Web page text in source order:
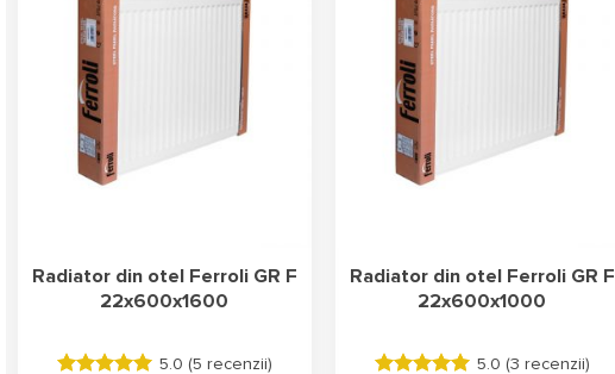
Radiator din otel Ferroli GR F
22x600x1600
5.0 (5 recenzii)
Radiator din otel Ferroli GR F
22x600x1000
5.0 (3 recenzii)